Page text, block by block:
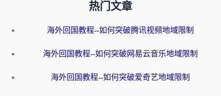
热门文章
海外回国教程--如何突破腾讯视频地域限制
海外回国教程--如何突破网易云音乐地域限制
海外回国教程--如何突破爱奇艺地域限制